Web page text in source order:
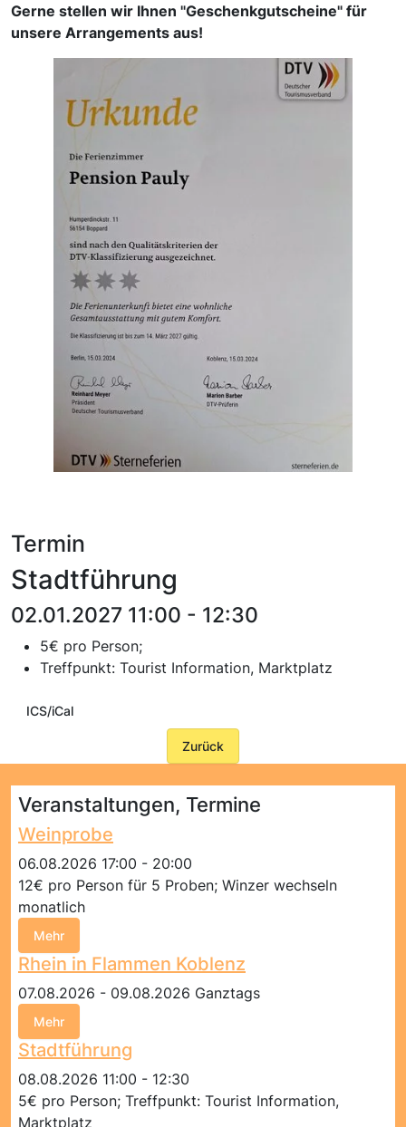
Gerne stellen wir Ihnen "Geschenkgutscheine" für
unsere Arrangements aus!
Termin
Stadtführung
02.01.2027 11:00 - 12:30
5€ pro Person;
Treffpunkt: Tourist Information, Marktplatz
ICS/iCal
Zurück
Veranstaltungen, Termine
Weinprobe
06.08.2026 17:00 - 20:00
12€ pro Person für 5 Proben; Winzer wechseln
monatlich
Mehr
Rhein in Flammen Koblenz
07.08.2026 - 09.08.2026 Ganztags
Mehr
Stadtführung
08.08.2026 11:00 - 12:30
5€ pro Person; Treffpunkt: Tourist Information,
Marktplatz